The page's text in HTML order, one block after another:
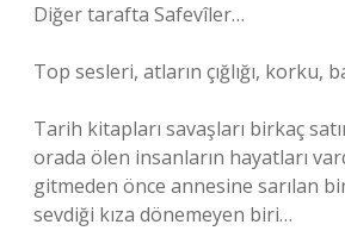
Diğer tarafta Safevîler…
Top sesleri, atların çığlığı, korku,
Tarih kitapları savaşları birkaç
orada ölen insanların hayatları
gitmeden önce annesine sarılan
sevdiği kıza dönemeyen biri…